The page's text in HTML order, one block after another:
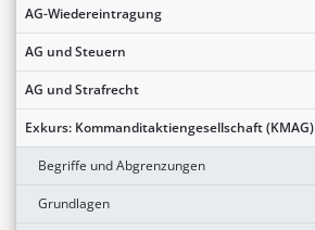
AG-Wiedereintragung
AG und Steuern
AG und Strafrecht
Exkurs: Kommanditaktiengesellschaft (KMAG)
Begriffe und Abgrenzungen
Grundlagen